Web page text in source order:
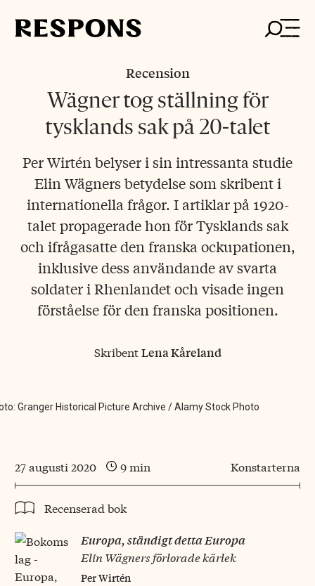
Recension
Wägner tog ställning för
tysklands sak på 20-talet
Per Wirtén belyser i sin intressanta studie
Elin Wägners betydelse som skribent i
internationella frågor. I artiklar på 1920-
talet propagerade hon för Tysklands sak
och ifrågasatte den franska ockupationen,
inklusive dess användande av svarta
soldater i Rhenlandet och visade ingen
förståelse för den franska positionen.
SkribentLena Kåreland
Granger Historical Picture Archive / Alamy Stock Photo
27 augusti 2020 9 min Konstarterna
Recenserad bok
Europa, ständigt detta Europa
Elin Wägners förlorade kärlek
Per Wirtén